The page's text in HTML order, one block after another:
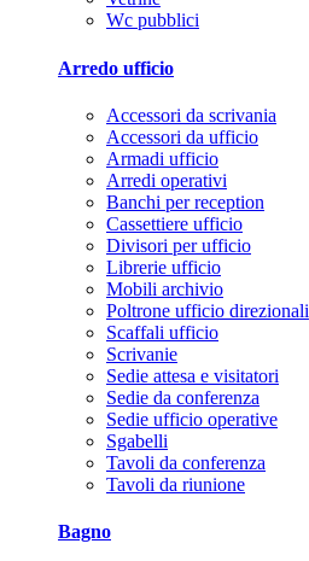
Wc pubblici
Arredo ufficio
Accessori da scrivania
Accessori da ufficio
Armadi ufficio
Arredi operativi
Banchi per reception
Cassettiere ufficio
Divisori per ufficio
Librerie ufficio
Mobili archivio
Poltrone ufficio direzionali
Scaffali ufficio
Scrivanie
Sedie attesa e visitatori
Sedie da conferenza
Sedie ufficio operative
Sgabelli
Tavoli da conferenza
Tavoli da riunione
Bagno